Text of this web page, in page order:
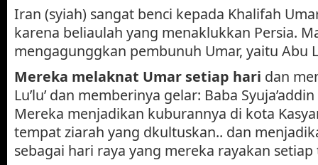
Iran (syiah) sangat benci kepada Khalifah
karena beliaulah yang menaklukkan Persia.
mengagunggkan pembunuh Umar, yaitu Abu
Mereka melaknat Umar setiap hari dan
Lu’lu’ dan memberinya gelar: Baba
Mereka menjadikan kuburannya di kota
tempat ziarah yang dkultuskan.. dan
sebagai hari raya yang mereka rayakan